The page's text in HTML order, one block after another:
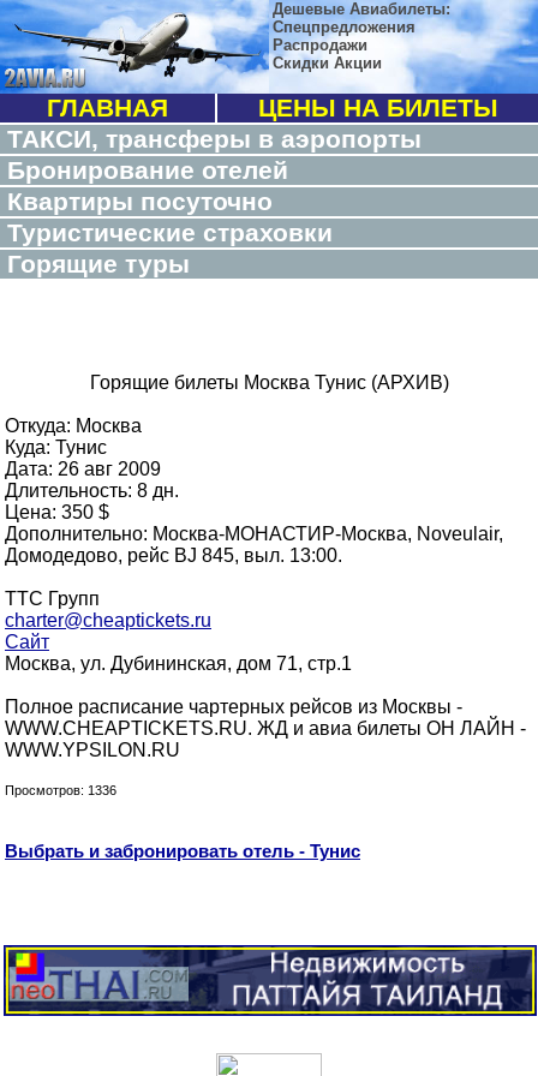
Дешевые Авиабилеты:
Спецпредложения
Распродажи
Скидки Акции
ГЛАВНАЯ
ЦЕНЫ НА БИЛЕТЫ
ТАКСИ, трансферы в аэропорты
Бронирование отелей
Квартиры посуточно
Туристические страховки
Горящие туры
Горящие билеты Москва Тунис (АРХИВ)
Откуда: Москва
Куда: Тунис
Дата: 26 авг 2009
Длительность: 8 дн.
Цена: 350 $
Дополнительно: Москва-МОНАСТИР-Москва, Noveulair,
Домодедово, рейс BJ 845, выл. 13:00.
ТТС Групп
charter@cheaptickets.ru
Сайт
Москва, ул. Дубининская, дом 71, стр.1
Полное расписание чартерных рейсов из Москвы -
WWW.CHEAPTICKETS.RU. ЖД и авиа билеты ОН ЛАЙН -
WWW.YPSILON.RU
Просмотров: 1336
Выбрать и забронировать отель - Тунис